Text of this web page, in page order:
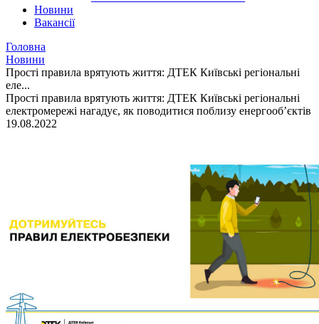
Новини
Вакансії
Головна
Новини
Прості правила врятують життя: ДТЕК Київські регіональні
еле...
Прості правила врятують життя: ДТЕК Київські регіональні
електромережі нагадує, як поводитися поблизу енергооб’єктів
19.08.2022